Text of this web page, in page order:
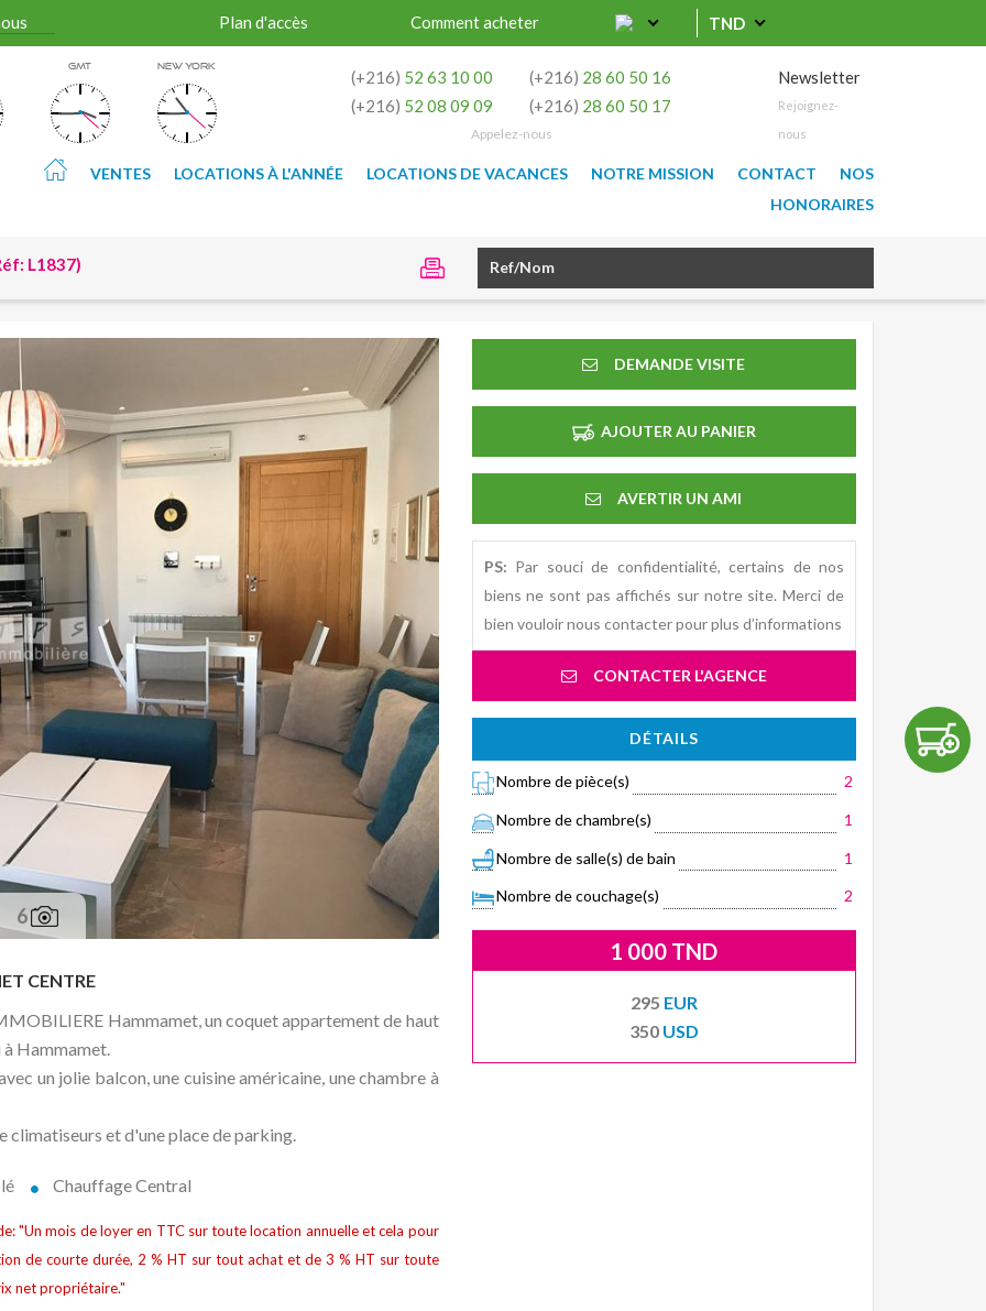
Plan d'accès Comment acheter TND
GMT NEW YORK
(+216) 52 63 10 00 (+216) 28 60 50 16
(+216) 52 08 09 09 (+216) 28 60 50 17
Appelez-nous
Newsletter
Rejoignez-
nous
VENTES LOCATIONS À L'ANNÉE LOCATIONS DE VACANCES NOTRE MISSION CONTACT
NOS
HONORAIRES
L1837)
6
CENTRE
Hammamet, un coquet appartement de haut
à Hammamet.
un jolie balcon, une cuisine américaine, une chambre à
climatiseurs et d'une place de parking.
Chauffage Central
"Un mois de loyer en TTC sur toute location annuelle et cela pour
de courte durée, 2 % HT sur tout achat et de 3 % HT sur toute
net propriétaire."
DEMANDE VISITE
AJOUTER AU PANIER
AVERTIR UN AMI
PS: Par souci de confidentialité, certains de nos
biens ne sont pas affichés sur notre site. Merci de
bien vouloir nous contacter pour plus d’informations
CONTACTER L'AGENCE
DÉTAILS
Nombre de pièce(s) 2
Nombre de chambre(s) 1
Nombre de salle(s) de bain 1
Nombre de couchage(s) 2
1 000 TND
295 EUR
350USD